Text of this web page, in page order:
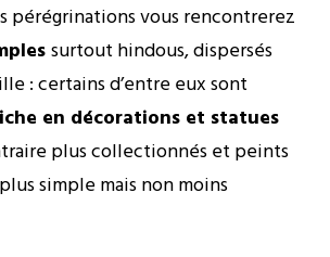
pérégrinations vous rencontrerez
surtout hindous, dispersés
: certains d’entre eux sont
en décorations et statues
plus collectionnés et peints
simple mais non moins